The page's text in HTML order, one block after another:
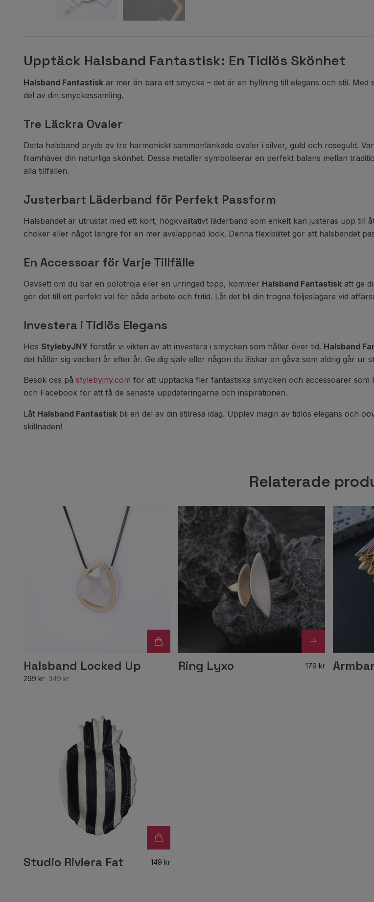
Upptäck Halsband Fantastisk: En Tidlös Skönhet
Halsband Fantastisk är mer än bara ett smycke – det är en hyllning till elegans och stil.
del av din smyckessamling.
Tre Läckra Ovaler
Detta halsband pryds av tre harmoniskt sammanlänkade ovaler i silver, guld och roseguld.
framhäver din naturliga skönhet. Dessa metaller symboliserar en perfekt balans mellan
alla tillfällen.
Justerbart Läderband för Perfekt Passform
Halsbandet är utrustat med ett kort, högkvalitativt läderband som enkelt kan justeras upp till
choker eller något längre för en mer avslappnad look. Denna flexibilitet gör att halsbandet
En Accessoar för Varje Tillfälle
Oavsett om du bär en polotröja eller en urringad topp, kommer Halsband Fantastisk att ge
gör det till ett perfekt val för både arbete och fritid. Låt det bli din trogna följeslagare vid
Investera i Tidlös Elegans
Hos StylebyJNY förstår vi vikten av att investera i smycken som håller över tid. Halsband
det håller sig vackert år efter år. Ge dig själv eller någon du älskar en gåva som aldrig går ur
Besök oss på stylebyjny.com för att upptäcka fler fantastiska smycken och accessoarer som
och Facebook för att få de senaste uppdateringarna och inspirationen.
Låt Halsband Fantastisk bli en del av din stilresa idag. Upplev magin av tidlös elegans och
skillnaden!
Relaterade
Halsband Locked Up
299 kr 349 kr
Ring Lyxo 179 kr
Studio Riviera Fat 149 kr